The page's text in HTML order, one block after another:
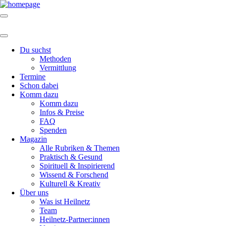
Du suchst
Methoden
Vermittlung
Termine
Schon dabei
Komm dazu
Komm dazu
Infos & Preise
FAQ
Spenden
Magazin
Alle Rubriken & Themen
Praktisch & Gesund
Spirituell & Inspirierend
Wissend & Forschend
Kulturell & Kreativ
Über uns
Was ist Heilnetz
Team
Heilnetz-Partner:innen